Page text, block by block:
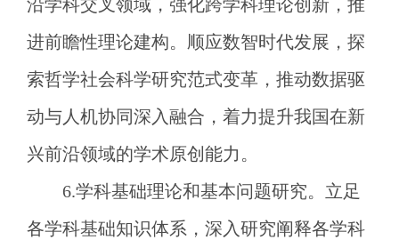
沿学科交叉领域，强化跨学科理论创新，推
进前瞻性理论建构。顺应数智时代发展，探
索哲学社会科学研究范式变革，推动数据驱
动与人机协同深入融合，着力提升我国在新
兴前沿领域的学术原创能力。
6.学科基础理论和基本问题研究。立足
各学科基础知识体系，深入研究阐释各学科